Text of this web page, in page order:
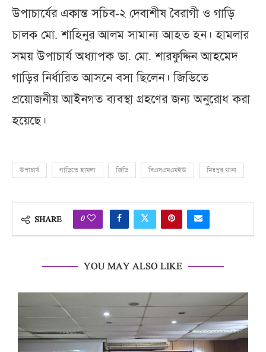
উপাচার্যের একান্ত সচিব-২ দেবাশীষ বৈরাগী ও গাড়ি
চালক মো. শাহিনুর আলম সামান্য আহত হন। হামলার
সময় উপাচার্য অধ্যাপক ডা. মো. শারফুদ্দিন আহমেদ
গাড়ির নির্ধারিত আসনে বসা ছিলেন। জিডিতে
প্রয়োজনীয় আইনগত ব্যবস্থা গ্রহণের জন্য অনুরোধ করা
হয়েছে।
উপাচার্য গাড়িতে হামলা জিডি বিএসএমএমইউ মিরপুর থানা
SHARE 0
YOU MAY ALSO LIKE